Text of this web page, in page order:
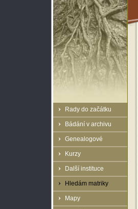
Rady do začátku
Bádání v archivu
Genealogové
Kurzy
Další instituce
Hledám matriky
Mapy